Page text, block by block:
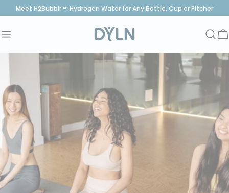
saltar
contenido
Meet H2Bubblr™: Hydrogen Water for Any Bottle, Cup or Pitcher